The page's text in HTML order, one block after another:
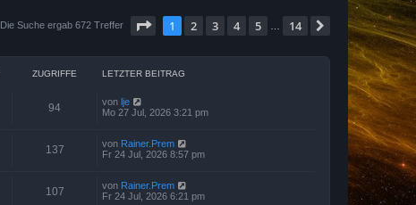
Die Suche ergab 672 Treffer Seite von14
1 2 3 4 5 14 Nächste
ZUGRIFFE LETZTER BEITRAG
94 von lje
Mo 27 Jul, 2026 3:21 pm
137 von Rainer.Prem
Fr 24 Jul, 2026 8:57 pm
107 von Rainer.Prem
Fr 24 Jul, 2026 6:21 pm